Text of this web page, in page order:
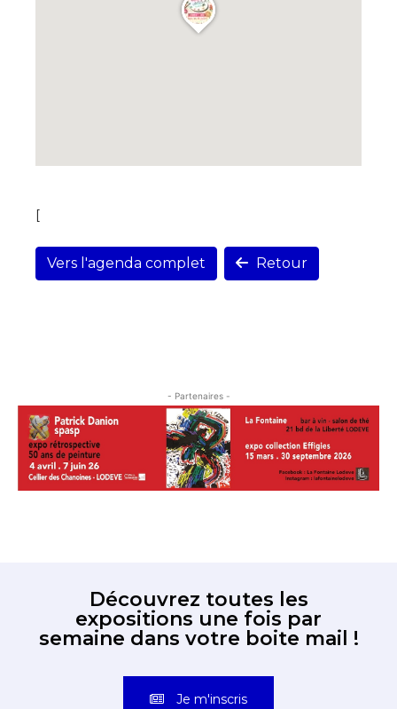
[
Vers l'agenda complet Retour
- Partenaires -
Découvrez toutes les
expositions une fois par
semaine dans votre boite mail !
Je m'inscris